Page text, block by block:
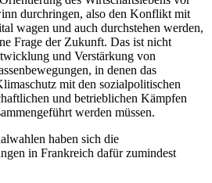
durchringen, also den Konflikt mit
wagen und auch durchstehen werden,
Frage der Zukunft. Das ist nicht
und Verstärkung von
in denen das
mit den sozialpolitischen
und betrieblichen Kämpfen
werden müssen.
haben sich die
in Frankreich dafür zumindest